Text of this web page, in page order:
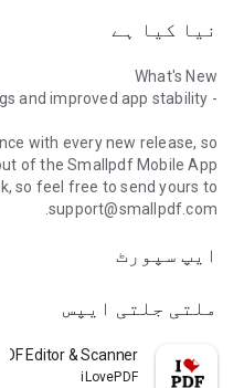
نیا کیا ہے
What's New
- We’ve squashed some bugs and improved app stability.
with every new release, so
of the Smallpdf Mobile App! :)
so feel free to send yours to
support@smallpdf.com.
ایپ سپورٹ
ملتی جلتی ایپس
Editor & Scanner
iLovePDF